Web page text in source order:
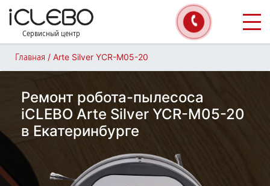
Сервисный центр
Главная / Arte Silver YCR-M05-20
Ремонт робота-пылесоса
iCLEBO Arte Silver YCR-M05-20
в Екатеринбурге